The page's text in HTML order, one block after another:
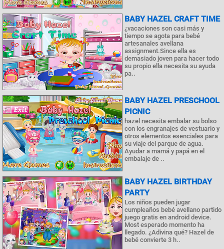
BABY HAZEL CRAFT TIME
¿vacaciones son casi más y
tiempo se agota para bebé
artesanales avellana
assignment.Since ella es
demasiado joven para hacer todo
su propio ella necesita su ayuda
pa..
BABY HAZEL PRESCHOOL
PICNIC
hazel necesita embalar su bolso
con los engranajes de vestuario y
otros elementos esenciales para
su viaje del parque de agua.
Ayudar a mamá y papá en el
embalaje de ..
BABY HAZEL BIRTHDAY
PARTY
Los niños pueden jugar
cumpleaños bebé avellano partido
juego gratis en android device.
Most esperado momento ha
llegado. ¿Adivina qué? Hazel de
bebé convierte 3 h..